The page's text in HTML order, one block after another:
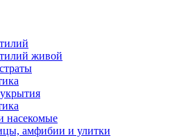
живой
насекомые
амфибии и улитки